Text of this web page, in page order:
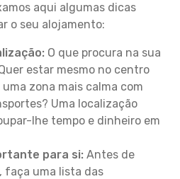
aqui algumas dicas
o seu alojamento:
O que procura na sua
estar mesmo no centro
zona mais calma com
Uma localização
lhe tempo e dinheiro em
para si: Antes de
faça uma lista das